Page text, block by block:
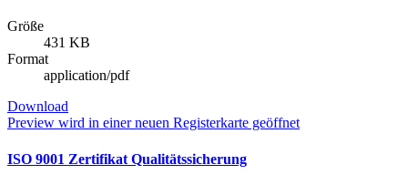
Größe
431 KB
Format
application/pdf
Download
Preview wird in einer neuen Registerkarte geöffnet
ISO 9001 Zertifikat Qualitätssicherung